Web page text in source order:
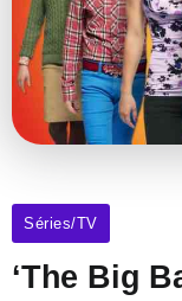
Séries/TV
‘The Big